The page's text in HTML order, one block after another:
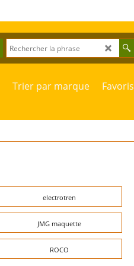
Trier par marque Favoris
electrotren
JMG maquette
ROCO